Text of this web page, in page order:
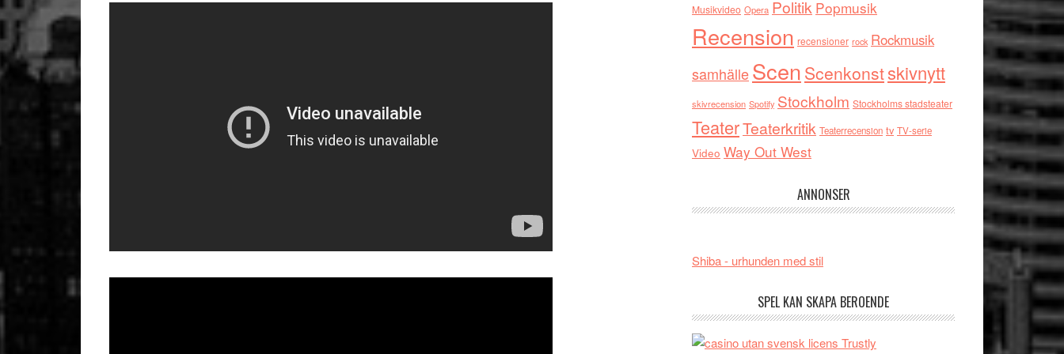
Musikvideo Opera Politik Popmusik
Recension recensioner rock Rockmusik
samhälleScen Scenkonstskivnytt
skivrecension Spotify Stockholm Stockholms stadsteater
TeaterTeaterkritik Teaterrecension tv TV-serie
Video Way Out West
ANNONSER
Shiba - urhunden med stil
SPEL KAN SKAPA BEROENDE